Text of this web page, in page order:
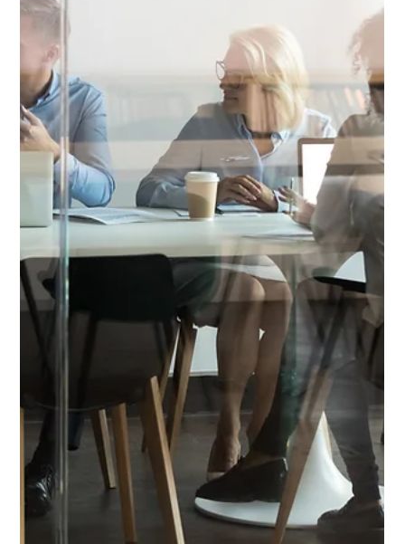
Lou Studio
8 de abr. de 2024
2 min de leitura
Quando investir em animação 3D
A animação em 3D tornou-se uma ferramenta poderosa para
contar histórias, promover produtos e criar experiências
visuais envolventes. No...